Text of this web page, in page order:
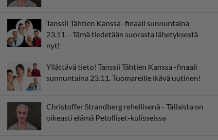
Tanssii Tähtien Kanssa -finaali sunnuntaina
23.11. - Tämä tiedetään suorasta lähetyksestä
nyt!
Yllättävä tieto! Tanssii Tähtien Kanssa -finaali
sunnuntaina 23.11. Tuomareille ikävä uutinen!
Christoffer Strandberg rehellisenä - Tällaista on
oikeasti elämä Petolliset-kulisseissa